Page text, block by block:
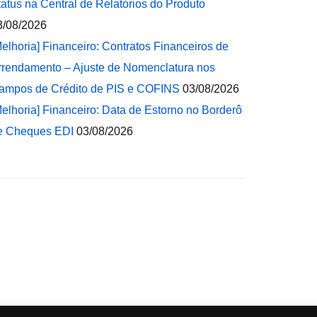
na Central de Relatórios do Produto
08/2026
Financeiro: Contratos Financeiros de
– Ajuste de Nomenclatura nos
de Crédito de PIS e COFINS 03/08/2026
Financeiro: Data de Estorno no Borderô
Cheques EDI 03/08/2026